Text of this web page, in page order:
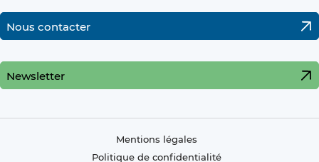
Nous contacter
Newsletter
Mentions légales
Politique de confidentialité